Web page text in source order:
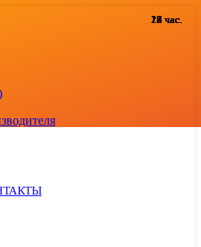
24 час.
12 час.
12 час.
12 час.
17 час.
12 час.
14 час.
19 час.
24 час.
15 час.
18 час.
15 час.